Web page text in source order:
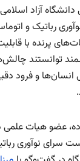
آزاد
رباتیک و
پرنده با
توانستند
و فرود
عضو هیات علمی
سرای نوآوری